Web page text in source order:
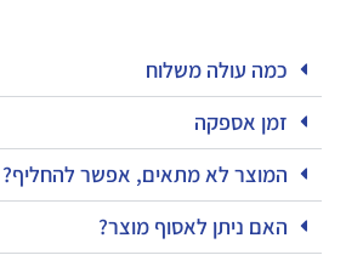
כמה עולה משלוח
זמן אספקה
המוצר לא מתאים, אפשר להחליף?
האם ניתן לאסוף מוצר?